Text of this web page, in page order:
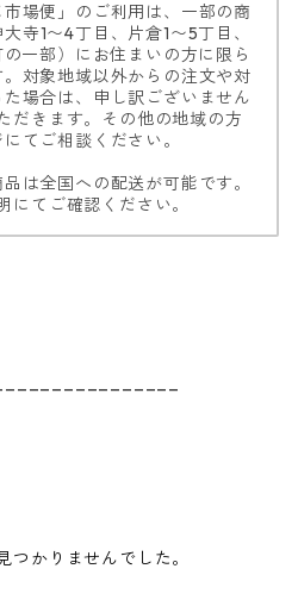
場便」のご利用は、一部の商
寺1〜4丁目、片倉1〜5丁目、
一部）にお住まいの方に限ら
対象地域以外からの注文や対
場合は、申し訳ございません
だきます。その他の地域の方
てご相談ください。
は全国への配送が可能です。
にてご確認ください。
つかりませんでした。